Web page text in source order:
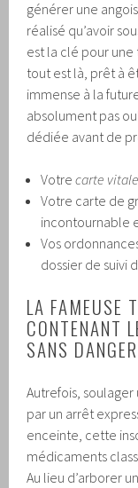
générer une
réalisé qu’avoir
est la clé pour une
tout est là, prêt à
immense à la
absolument pas
dédiée avant de
Votrecarte vitale
Votre carte de
incontournable
Vos
dossier de suivi
LA FAMEUSE
CONTENANT
SANS
Autrefois,
par un arrêt
enceinte, cette
médicaments
Au lieu d’arborer